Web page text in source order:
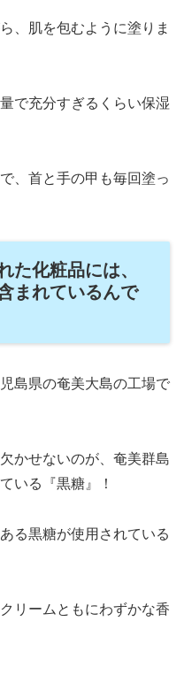
、肌を包むように塗りま
で充分すぎるくらい保湿
、首と手の甲も毎回塗っ
た化粧品には、
まれているんで
島県の奄美大島の工場で
かせないのが、奄美群島
いる『黒糖』！
る黒糖が使用されている
リームともにわずかな香